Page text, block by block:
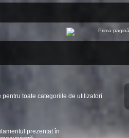
toate categoriile de utilizatori
prezentat în